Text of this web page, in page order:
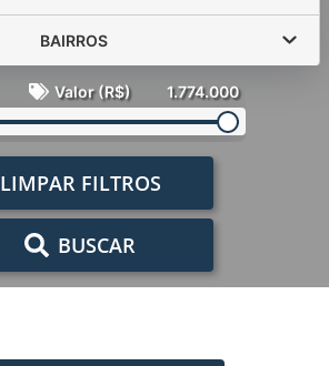
BAIRROS
Valor (R$) 1.774.000
LIMPAR FILTROS
BUSCAR